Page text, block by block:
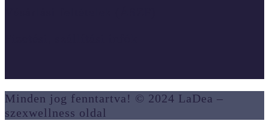
Minden jog fenntartva! © 2024 LaDea –
szexwellness oldal